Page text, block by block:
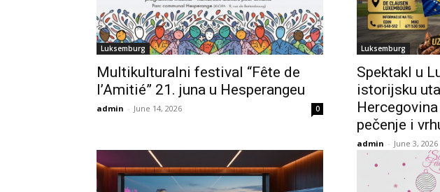
Luksemburg
Multikulturalni festival “Fête de
l’Amitié” 21. juna u Hesperangeu
admin - June 14, 2026 0
Luksemburg
Spektakl u
istorijsku
pečenje i
admin - June 3, 2026